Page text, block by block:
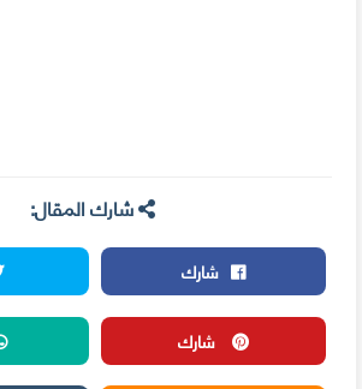
شارك المقال:
شارك
شارك